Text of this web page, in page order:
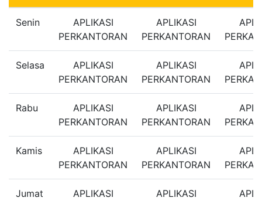
Senin
APLIKASI
PERKANTORAN
APLIKASI
PERKANTORAN
Selasa
APLIKASI
PERKANTORAN
APLIKASI
PERKANTORAN
Rabu
APLIKASI
PERKANTORAN
APLIKASI
PERKANTORAN
Kamis
APLIKASI
PERKANTORAN
APLIKASI
PERKANTORAN
Jumat
APLIKASI
APLIKASI